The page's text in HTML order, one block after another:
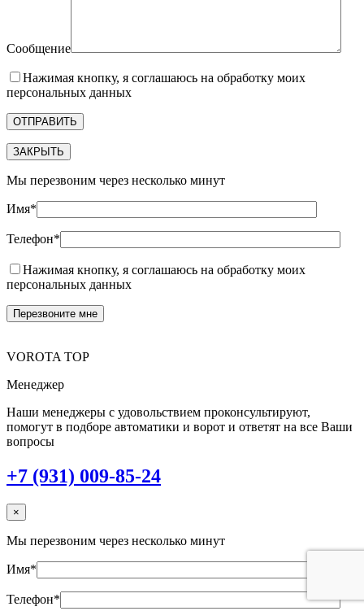
Сообщение
Нажимая кнопку, я соглашаюсь на обработку моих
персональных данных
ЗАКРЫТЬ
Мы перезвоним через несколько минут
Имя*
Телефон*
Нажимая кнопку, я соглашаюсь на обработку моих
персональных данных
VOROTA TOP
Менеджер
Наши менеджеры с удовольствием проконсультируют,
помогут в подборе автоматики и ворот и ответят на все Ваши
вопросы
+7 (931) 009-85-24
×
Мы перезвоним через несколько минут
Имя*
Телефон*